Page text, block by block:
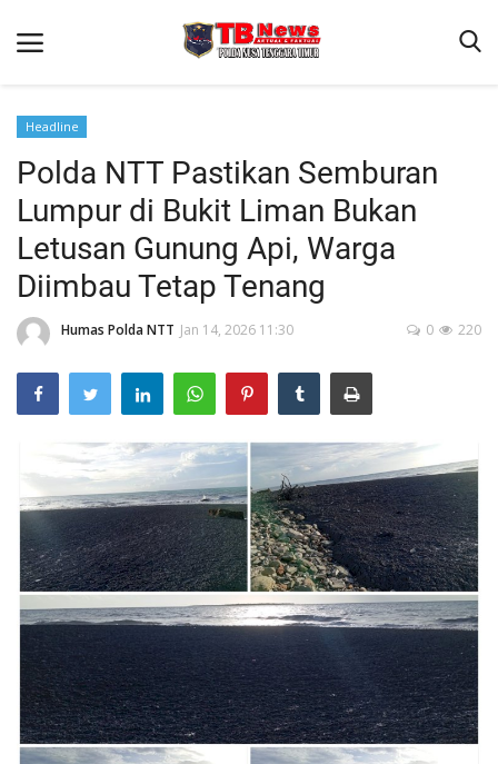
Beranda
Binkam
Terms & Conditions
Reskrim
Lantas
Polisi Kita
Mitra Polisi
Giat Ops
Link Polda NTT
Headline
Polda NTT Pastikan Semburan
Lumpur di Bukit Liman Bukan
Letusan Gunung Api, Warga
Diimbau Tetap Tenang
Humas Polda NTT Jan 14, 2026 11:30 220
0